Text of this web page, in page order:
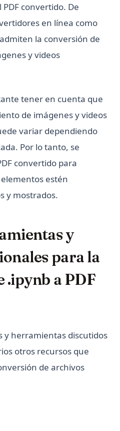
convertido. De
en línea como
la conversión de
y videos
tener en cuenta que
de imágenes y videos
variar dependiendo
Por lo tanto, se
convertido para
estén
y mostrados.
y
para la
.ipynb a PDF
y herramientas discutidos
otros recursos que
de archivos